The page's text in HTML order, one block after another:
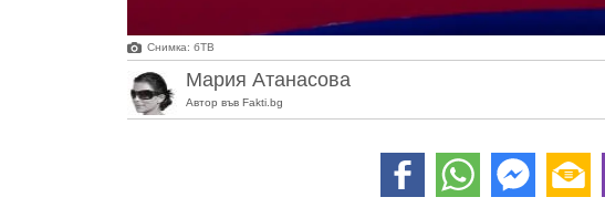
Снимка: бТВ
Мария Атанасова
Автор във Fakti.bg